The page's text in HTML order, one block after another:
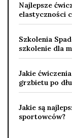
Najlepsze
elastyczności
Szkolenia
szkolenie dla
Jakie
grzbietu po
Jakie są
sportowców?